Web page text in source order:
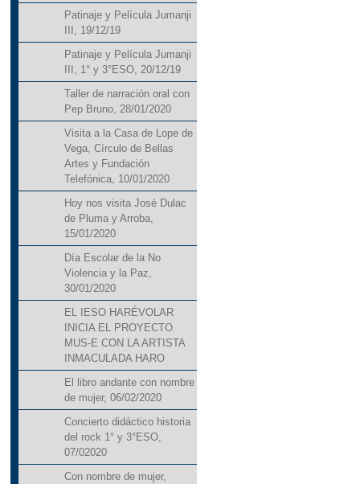
Patinaje y Película Jumanji
III, 19/12/19
Patinaje y Película Jumanji
III, 1° y 3°ESO, 20/12/19
Taller de narración oral con
Pep Bruno, 28/01/2020
Visita a la Casa de Lope de
Vega, Círculo de Bellas
Artes y Fundación
Telefónica, 10/01/2020
Hoy nos visita José Dulac
de Pluma y Arroba,
15/01/2020
Día Escolar de la No
Violencia y la Paz,
30/01/2020
EL IESO HARÉVOLAR
INICIA EL PROYECTO
MUS-E CON LA ARTISTA
INMACULADA HARO
El libro andante con nombre
de mujer, 06/02/2020
Concierto didáctico historia
del rock 1° y 3°ESO,
07/02020
Con nombre de mujer,